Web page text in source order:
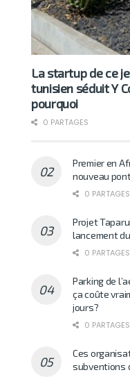
La startup de ce
tunisien séduit Y
pourquoi
0 PARTAGES
Premier en
nouveau
0 PARTAGES
Projet
lancement
0 PARTAGES
Parking de
ça coûte
jours?
0 PARTAGES
Ces
subventions